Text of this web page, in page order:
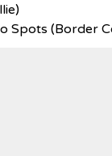
Spots (Border